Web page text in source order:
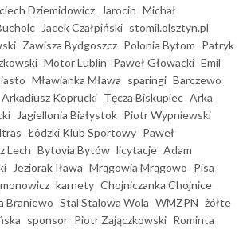
Dziemidowicz Jarocin Michał
Jacek Czałpiński stomil.olsztyn.pl
Zawisza Bydgoszcz Polonia Bytom Patryk
Motor Lublin Paweł Głowacki Emil
Mławianka Mława sparingi Barczewo
Arkadiusz Koprucki Tęcza Biskupiec Arka
Jagiellonia Białystok Piotr Wypniewski
Łódzki Klub Sportowy Paweł
Lech Bytovia Bytów licytacje Adam
Jeziorak Iława Mrągowia Mrągowo Pisa
karnety Chojniczanka Chojnice
Braniewo Stal Stalowa Wola WMZPN żółte
sponsor Piotr Zajączkowski Rominta